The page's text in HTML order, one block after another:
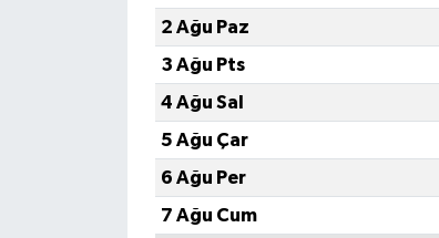
2 Ağu Paz
3 Ağu Pts
4 Ağu Sal
5 Ağu Çar
6 Ağu Per
7 Ağu Cum